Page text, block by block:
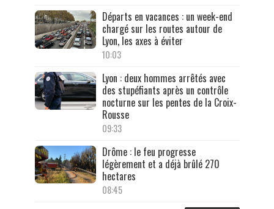
Départs en vacances : un week-end
chargé sur les routes autour de
Lyon, les axes à éviter
10:03
Lyon : deux hommes arrêtés avec
des stupéfiants après un contrôle
nocturne sur les pentes de la Croix-
Rousse
09:33
Drôme : le feu progresse
légèrement et a déjà brûlé 270
hectares
08:45